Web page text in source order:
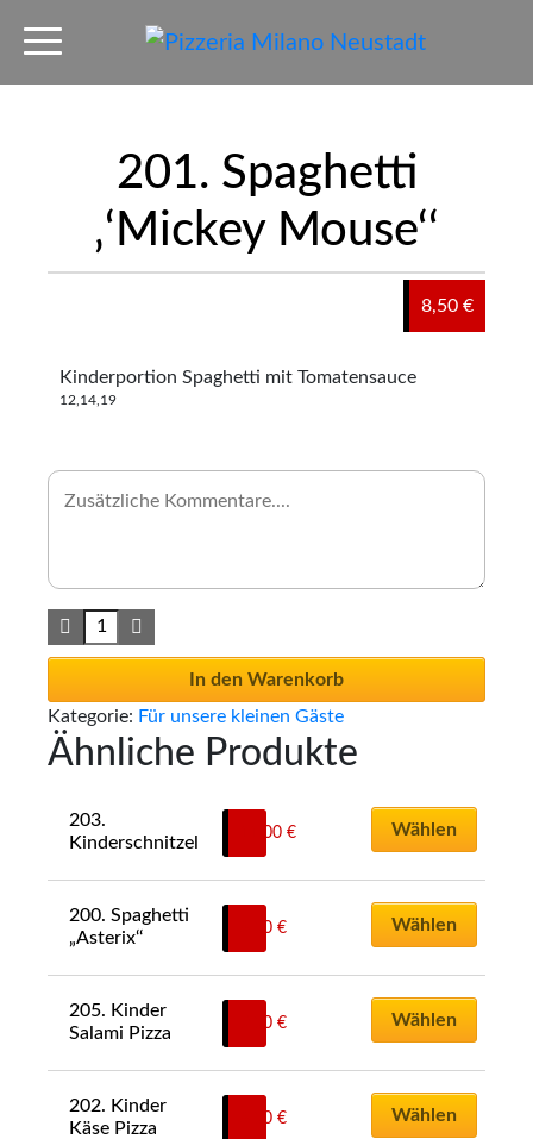
201. Spaghetti
‚‘Mickey Mouse‘‘
8,50 €
Kinderportion Spaghetti mit Tomatensauce
12,14,19
In den Warenkorb
Kategorie: Für unsere kleinen Gäste
Ähnliche Produkte
203.
Kinderschnitzel
11,00€ Wählen
200. Spaghetti
„Asterix‘‘
8,50€ Wählen
205. Kinder
Salami Pizza
9,50€ Wählen
202. Kinder
Käse Pizza
8,50€ Wählen